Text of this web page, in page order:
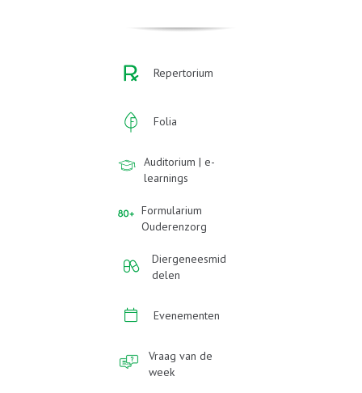
Repertorium
Folia
Auditorium | e-
learnings
Formularium
Ouderenzorg
Diergeneesmid
delen
Evenementen
Vraag van de
week